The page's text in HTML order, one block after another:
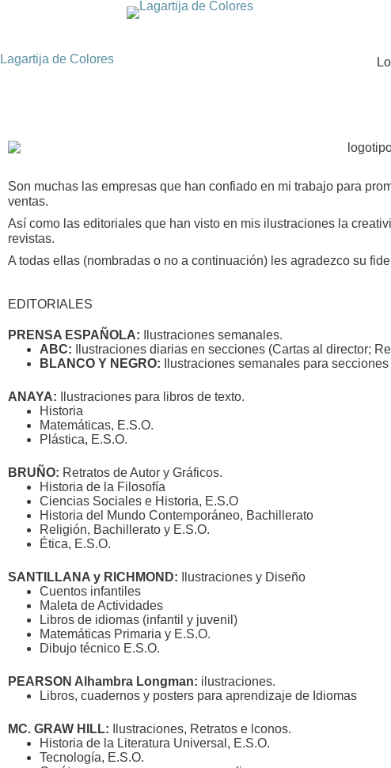
Lagartija de Colores
Son muchas las empresas que han confiado en mi trabajo para
ventas.
Así como las editoriales que han visto en mis ilustraciones la
revistas.
A todas ellas (nombradas o no a continuación) les agradezco su
EDITORIALES
PRENSA ESPAÑOLA: Ilustraciones semanales.
ABC: Ilustraciones diarias en secciones (Cartas al director;
BLANCO Y NEGRO: Ilustraciones semanales para
ANAYA: Ilustraciones para libros de texto.
Historia
Matemáticas, E.S.O.
Plástica, E.S.O.
BRUÑO: Retratos de Autor y Gráficos.
Historia de la Filosofía
Ciencias Sociales e Historia, E.S.O
Historia del Mundo Contemporáneo, Bachillerato
Religión, Bachillerato y E.S.O.
Ética, E.S.O.
SANTILLANA y RICHMOND: Ilustraciones y Diseño
Cuentos infantiles
Maleta de Actividades
Libros de idiomas (infantil y juvenil)
Matemáticas Primaria y E.S.O.
Dibujo técnico E.S.O.
PEARSON Alhambra Longman: ilustraciones.
Libros, cuadernos y posters para aprendizaje de Idiomas
MC. GRAW HILL: Ilustraciones, Retratos e lconos.
Historia de la Literatura Universal, E.S.O.
Tecnología, E.S.O.